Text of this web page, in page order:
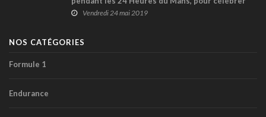
les 50 ans de la marque Ligier !
Vendredi 24 mai 2019
NOS CATÉGORIES
Formule 1
Endurance